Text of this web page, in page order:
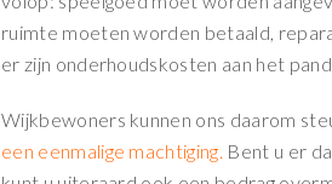
ruimte moeten worden betaald,
er zijn onderhoudskosten aan het
Wijkbewoners kunnen ons daarom
een eenmalige machtiging. Bent u er